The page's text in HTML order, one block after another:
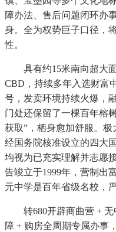
障办法、售后问题闭环办
身。全为权势巨子口径，
性。
具有约15米南向超大面
CBD，持续多年入选财富
号，发卖环境持续火爆，
门处还保留了一棵百年榕
获取”，栖身愈加舒服。
经国务院核准设立的四大
均视为已充实理解并志愿
告竣立于1999年，营制出
元中学是百年省级名校，
转680开辟商曲营 + 无
障 + 购房全周期专属办事